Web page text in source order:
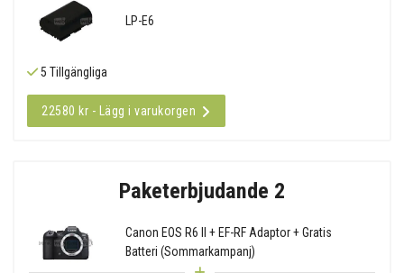
LP-E6
5 Tillgängliga
22580 kr - Lägg i varukorgen
Paketerbjudande 2
Canon EOS R6 II + EF-RF Adaptor + Gratis
Batteri (Sommarkampanj)